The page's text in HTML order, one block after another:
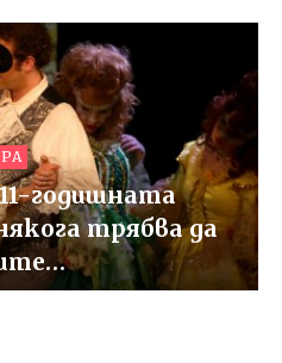
годишната
трябва да